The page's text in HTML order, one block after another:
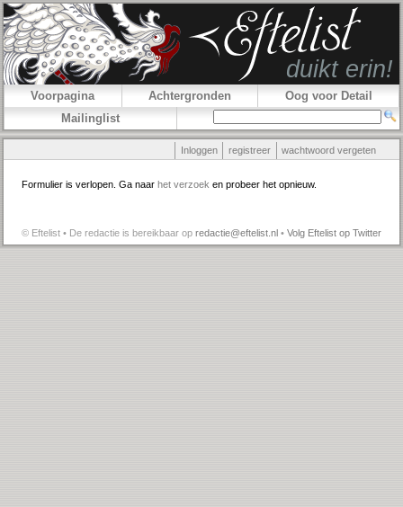
Voorpagina Achtergronden
Oog voor Detail
Mailinglist
Inloggen registreer wachtwoord vergeten
Formulier is verlopen. Ga naar het verzoek en probeer het opnieuw.
© Eftelist • De redactie is bereikbaar op redactie@eftelist.nl • Volg Eftelist op Twitter